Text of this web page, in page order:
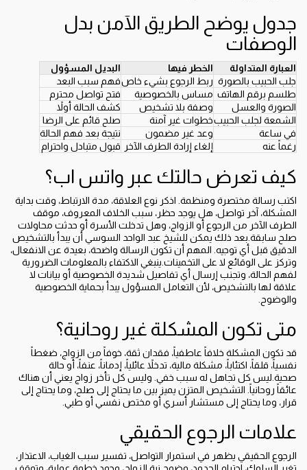
جدول يوضح الطريق الآمن بدل
الوصفات
العبارة المتداولة الخطر فيها
البديل المسؤول
جلب الحبيب بالصورة ربط الرجوع بشيء خاصفهم سبب البعد
طلسم برقم الهاتف مساس بالخصوصية
فتح تواصل محترم
الصورة والعسل
وصفة بلا تشخيص
كشف الحالة أولاً
الشمعة لجلب الحبيبخطوات غير آمنة
صلح قائم على الرضا
في ساعة
وعد غير مضمون
نتيجة بعد فهم الحالة
رغماً عنه
إلغاء إرادة الطرف الآخر قبول متبادل واحترام
كيف تعرض حالتك عبر واتس اب؟
اكتب رسالة مختصرة ومنظمة. اذكر نوع العلاقة، مدة الارتباط، وقت بداية
المشكلة، آخر تواصل، هل يوجد حظر، سبب الخلاف المعروف، موقف
الطرف الآخر من الرجوع أو الزواج، وهل تدخلت الأسرة أو حدثت محاولات
صلح سابقة.بعد ذلك يمكن للشيخ عبد الواحد السوسي أن يبدأ بالتشخيص
الدقيق قبل أي توجيه. المهم أن تكون الرسالة واضحة، بعيدة عن الانفعال،
وتركز على الوقائع لا على التخمينات.ينبغي الاكتفاء بالمعلومات الضرورية
لفهم الحالة، وتجنب إرسال أي تفاصيل شديدة الخصوصية أو بيانات لا
علاقة لها بالتشخيص، لأن التعامل المسؤول يبدأ بحماية الخصوصية
والوضوح.
متى تكون المشكلة غير روحانية؟
قد تكون المشكلة خلافاً عاطفياً، فقدان ثقة، خوفاً من الزواج، ضغطاً
نفسياً، قلقاً، اكتئاباً، مشكلة مالية، تدخلاً عائلياً، إدماناً، عنفاً، أو حالة
صحية.ليس كل تجاهل له سبب خفي. وليس كل تأخر زواج يعني أن هناك
عائقاً روحانياً. التشخيص المتزن يميز بين ما يحتاج إلى صلح، وما يحتاج إلى
قرار، وما يحتاج إلى مستشار أسري أو مختص نفسي أو طبي.
علامات الرجوع الحقيقي
الرجوع الحقيقي يظهر في استمرار التواصل، تفسير سبب الغياب، الاعتذار،